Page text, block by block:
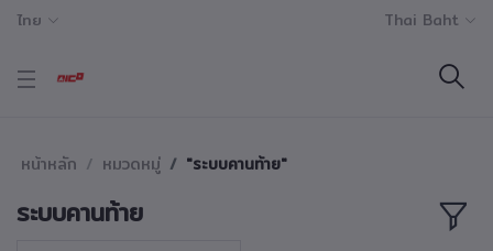
ไทย Thai Baht
หน้าหลัก หมวดหมู่ "ระบบคานท้าย"
ระบบคานท้าย